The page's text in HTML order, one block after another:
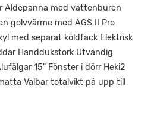
Aldepanna med vattenburen
golvvärme med AGS II Pro
med separat köldfack Elektrisk
Handdukstork Utvändig
15" Fönster i dörr Heki2
Valbar totalvikt på upp till